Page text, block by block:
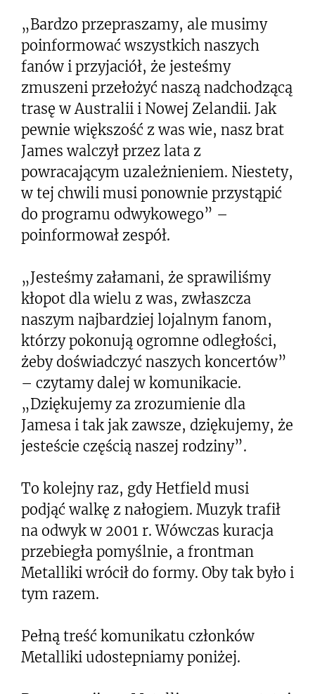
„Bardzo przepraszamy, ale musimy
poinformować wszystkich naszych
fanów i przyjaciół, że jesteśmy
zmuszeni przełożyć naszą nadchodzącą
trasę w Australii i Nowej Zelandii. Jak
pewnie większość z was wie, nasz brat
James walczył przez lata z
powracającym uzależnieniem. Niestety,
w tej chwili musi ponownie przystąpić
do programu odwykowego” –
poinformował zespół.
„Jesteśmy załamani, że sprawiliśmy
kłopot dla wielu z was, zwłaszcza
naszym najbardziej lojalnym fanom,
którzy pokonują ogromne odległości,
żeby doświadczyć naszych koncertów”
– czytamy dalej w komunikacie.
„Dziękujemy za zrozumienie dla
Jamesa i tak jak zawsze, dziękujemy, że
jesteście częścią naszej rodziny”.
To kolejny raz, gdy Hetfield musi
podjąć walkę z nałogiem. Muzyk trafił
na odwyk w 2001 r. Wówczas kuracja
przebiegła pomyślnie, a frontman
Metalliki wrócił do formy. Oby tak było i
tym razem.
Pełną treść komunikatu członków
Metalliki udostepniamy poniżej.